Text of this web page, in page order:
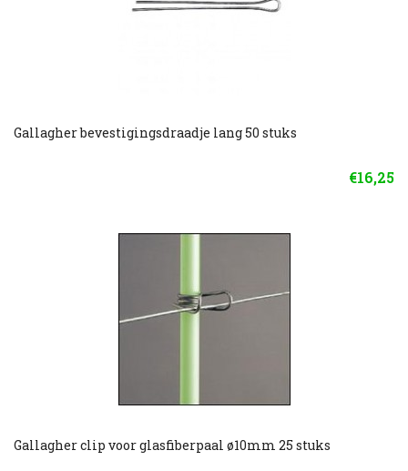
Gallagher bevestigingsdraadje lang 50 stuks
€16,25
Gallagher clip voor glasfiberpaal ø10mm 25 stuks